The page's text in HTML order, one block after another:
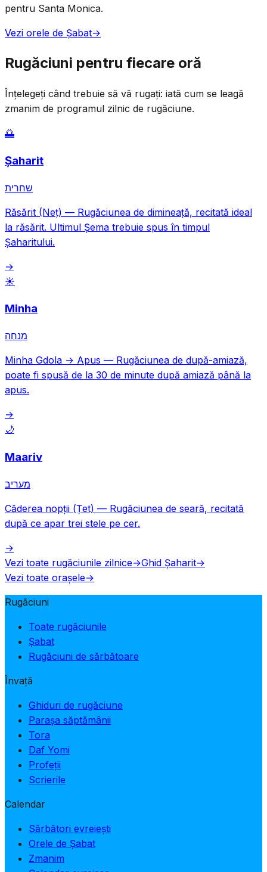
pentru Santa Monica.
Vezi orele de Șabat→
Rugăciuni pentru fiecare oră
Înțelegeți când trebuie să vă rugați: iată cum se leagă
zmanim de programul zilnic de rugăciune.
🌅
Șaharit
שחרית
Răsărit (Neț) — Rugăciunea de dimineață, recitată ideal
la răsărit. Ultimul Șema trebuie spus în timpul
Șaharitului.
→
☀️
Minha
מנחה
Minha Gdola → Apus — Rugăciunea de după-amiază,
poate fi spusă de la 30 de minute după amiază până la
apus.
→
🌙
Maariv
מעריב
Căderea nopții (Țet) — Rugăciunea de seară, recitată
după ce apar trei stele pe cer.
→
Vezi toate rugăciunile zilnice→Ghid Șaharit→
Vezi toate orașele→
Rugăciuni
Toate rugăciunile
Șabat
Rugăciuni de sărbătoare
Învață
Ghiduri de rugăciune
Parașa săptămânii
Tora
Daf Yomi
Profeții
Scrierile
Calendar
Sărbători evreiești
Orele de Șabat
Zmanim